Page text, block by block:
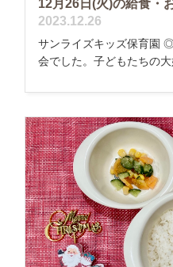
12月26日(火)の給食・
2023.12.26
サンライズキッズ保育園
会でした。子どもたちの